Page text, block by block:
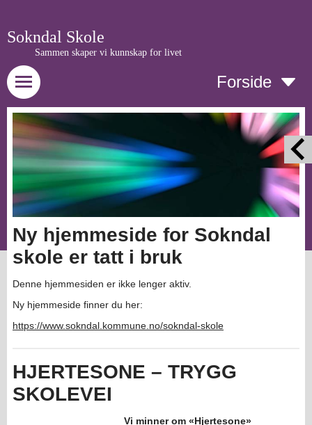
Sokndal Skole
Sammen skaper vi kunnskap for livet
Forside
Ny hjemmeside for Sokndal
skole er tatt i bruk
Denne hjemmesiden er ikke lenger aktiv.
Ny hjemmeside finner du her:
https://www.sokndal.kommune.no/sokndal-skole
HJERTESONE – TRYGG
SKOLEVEI
Vi minner om «Hjertesone»